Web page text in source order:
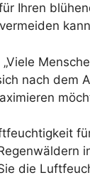
Ihren
nach
die